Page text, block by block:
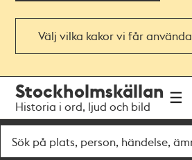
Välj vilka kakor vi får använda
navigationen
huvudinnehållet
Stockholmskällan
Historia i ord, ljud och bild